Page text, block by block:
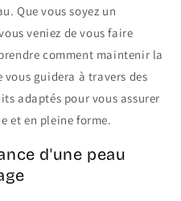
Que vous soyez un
veniez de vous faire
comment maintenir la
guidera à travers des
adaptés pour vous assurer
et en pleine forme.
d'une peau